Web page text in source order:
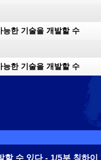
한 기술을 개발할 수
한 기술을 개발할 수
한 기술을 개발할 수
수 있다 - 1/5부 칭하이